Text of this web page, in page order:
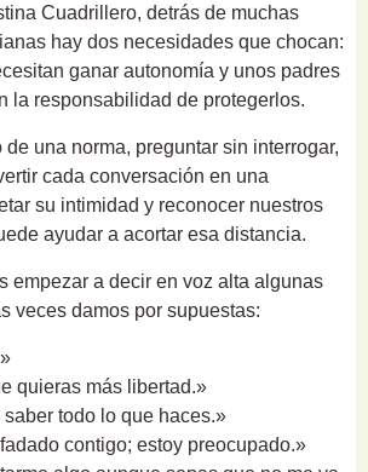
Cuadrillero, detrás de muchas
hay dos necesidades que chocan:
ganar autonomía y unos padres
la responsabilidad de protegerlos.
una norma, preguntar sin interrogar,
cada conversación en una
su intimidad y reconocer nuestros
ayudar a acortar esa distancia.
empezar a decir en voz alta algunas
veces damos por supuestas:
quieras más libertad.»
todo lo que haces.»
contigo; estoy preocupado.»